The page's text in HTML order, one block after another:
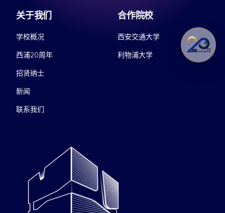
关于我们
学校概况
西浦20周年
招贤纳士
新闻
联系我们
合作院校
西安交通大学
利物浦大学